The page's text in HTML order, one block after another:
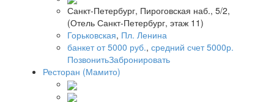
Санкт-Петербург, Пироговская наб., 5/2,
(Отель Санкт-Петербург, этаж 11)
Горьковская, Пл. Ленина
банкет от 5000 руб., средний счет 5000р.
ПозвонитьЗабронировать
Ресторан (Мамито)